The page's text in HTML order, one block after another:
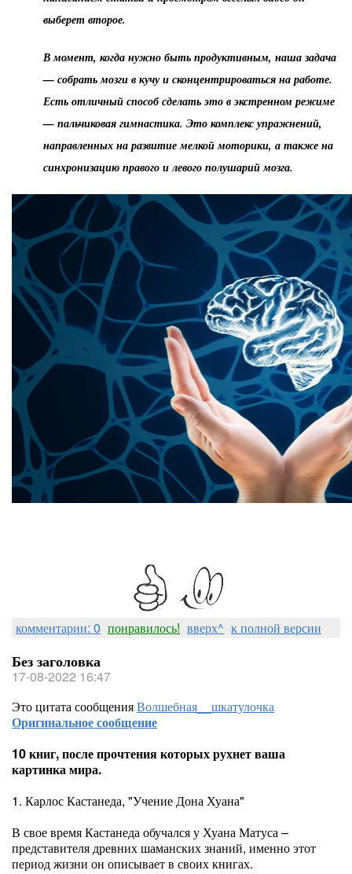
выберет второе.
В момент, когда нужно быть продуктивным, наша задача
— собрать мозги в кучу и сконцентрироваться на работе.
Есть отличный способ сделать это в экстренном режиме
— пальчиковая гимнастика. Это комплекс упражнений,
направленных на развитие мелкой моторики, а также на
синхронизацию правого и левого полушарий мозга.
комментарии: 0 понравилось! вверх^ к полной версии
Без заголовка
17-08-2022 16:47
Это цитата сообщенияВолшебная__шкатулочка
Оригинальное сообщение
10 книг, после прочтения которых рухнет ваша
картинка мира.
1. Карлос Кастанеда, "Учение Дона Хуана"
В свое время Кастанеда обучался у Хуана Матуса –
представителя древних шаманских знаний, именно этот
период жизни он описывает в своих книгах.